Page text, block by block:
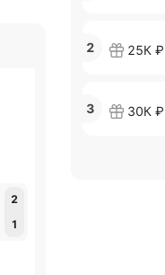
2
1
2 25К ₽
3 30К ₽